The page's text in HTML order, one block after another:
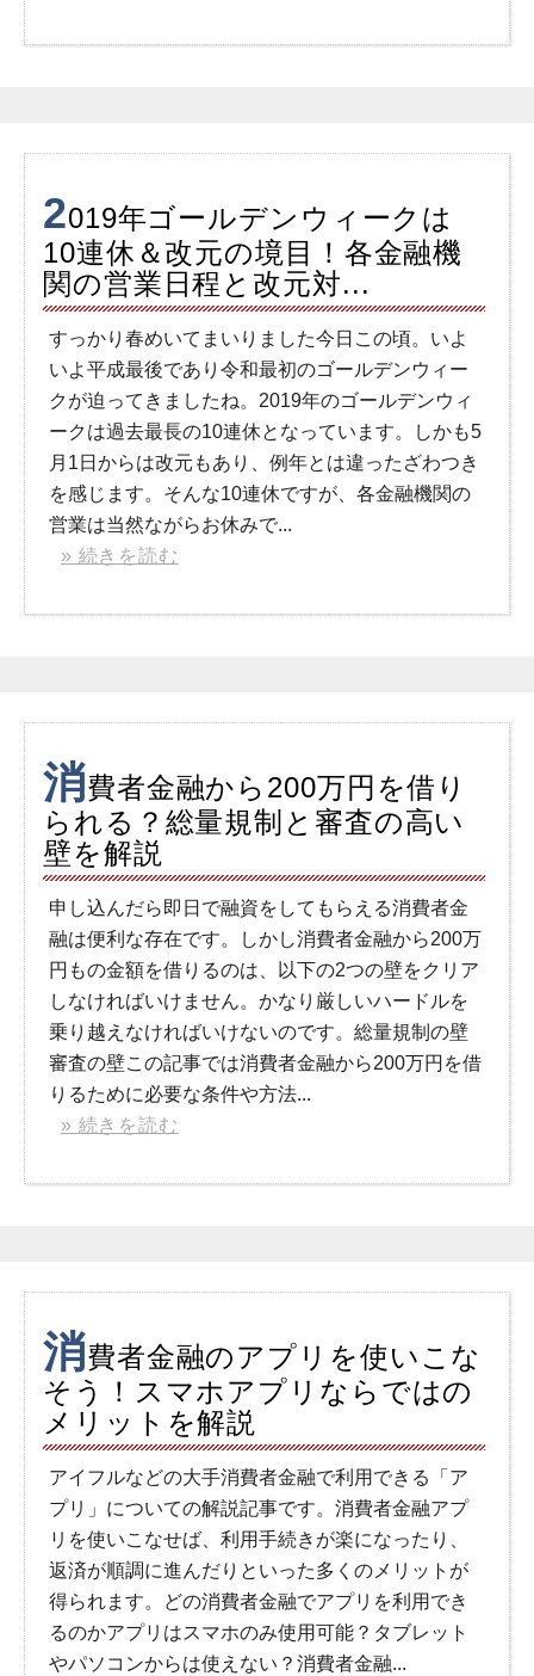
2019年ゴールデンウィークは
10連休＆改元の境目！各金融機
関の営業日程と改元対...
すっかり春めいてまいりました今日この頃。いよ
いよ平成最後であり令和最初のゴールデンウィー
クが迫ってきましたね。2019年のゴールデンウィ
ークは過去最長の10連休となっています。しかも5
月1日からは改元もあり、例年とは違ったざわつき
を感じます。そんな10連休ですが、各金融機関の
営業は当然ながらお休みで...
» 続きを読む
消費者金融から200万円を借り
られる？総量規制と審査の高い
壁を解説
申し込んだら即日で融資をしてもらえる消費者金
融は便利な存在です。しかし消費者金融から200万
円もの金額を借りるのは、以下の2つの壁をクリア
しなければいけません。かなり厳しいハードルを
乗り越えなければいけないのです。総量規制の壁
審査の壁この記事では消費者金融から200万円を借
りるために必要な条件や方法...
» 続きを読む
消費者金融のアプリを使いこな
そう！スマホアプリならではの
メリットを解説
アイフルなどの大手消費者金融で利用できる「ア
プリ」についての解説記事です。消費者金融アプ
リを使いこなせば、利用手続きが楽になったり、
返済が順調に進んだりといった多くのメリットが
得られます。どの消費者金融でアプリを利用でき
るのかアプリはスマホのみ使用可能？タブレット
やパソコンからは使えない？消費者金融...